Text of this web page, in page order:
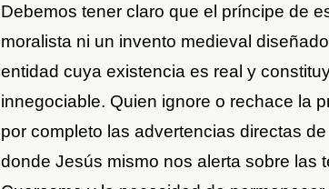
Debemos tener claro que el príncipe de
moralista ni un invento medieval
entidad cuya existencia es real y
innegociable. Quien ignore o rechace la
por completo las advertencias directas
donde Jesús mismo nos alerta sobre las